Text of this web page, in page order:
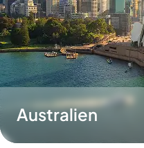
Australien